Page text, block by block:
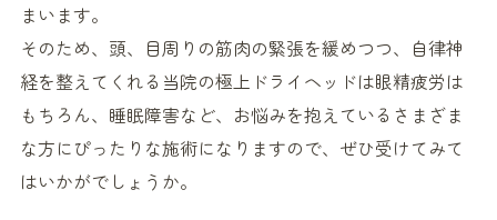
まいます。
そのため、頭、目周りの筋肉の緊張を緩めつつ、自律神
経を整えてくれる当院の極上ドライヘッドは眼精疲労は
もちろん、睡眠障害など、お悩みを抱えているさまざま
な方にぴったりな施術になりますので、ぜひ受けてみて
はいかがでしょうか。